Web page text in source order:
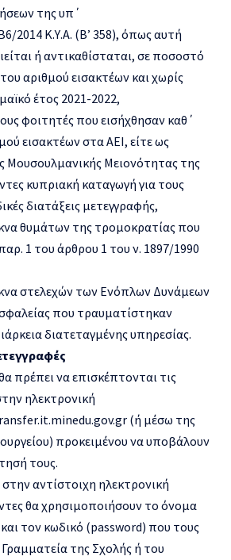
της υπ΄
2014 Κ.Υ.Α. (Β’ 358), όπως αυτή
ή αντικαθίσταται, σε ποσοστό
αριθμού εισακτέων και χωρίς
έτος 2021-2022,
φοιτητές που εισήχθησαν καθ΄
εισακτέων στα ΑΕΙ, είτε ως
Μουσουλμανικής Μειονότητας της
κυπριακή καταγωγή για τους
διατάξεις μετεγγραφής,
θυμάτων της τρομοκρατίας που
1 του άρθρου 1 του ν. 1897/1990
στελεχών των Ενόπλων Δυνάμεων
που τραυματίστηκαν
διατεταγμένης υπηρεσίας.
πρέπει να επισκέπτονται τις
ηλεκτρονική
(ή μέσω της
προκειμένου να υποβάλουν
τους.
αντίστοιχη ηλεκτρονική
θα χρησιμοποιήσουν το όνομα
τον κωδικό (password) που τους
της Σχολής ή του